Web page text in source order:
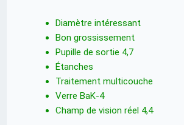
Diamètre intéressant
Bon grossissement
Pupille de sortie 4,7
Étanches
Traitement multicouche
Verre BaK-4
Champ de vision réel 4,4